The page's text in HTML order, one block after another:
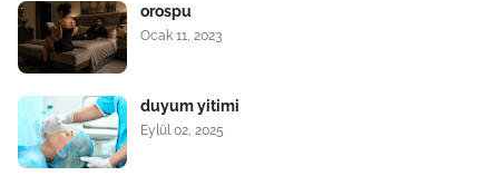
orospu
Ocak 11, 2023
duyum yitimi
Eylül 02, 2025